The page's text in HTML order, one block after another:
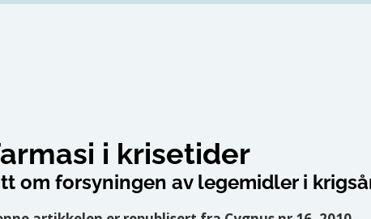
i krisetider
om forsyningen av legemidler i